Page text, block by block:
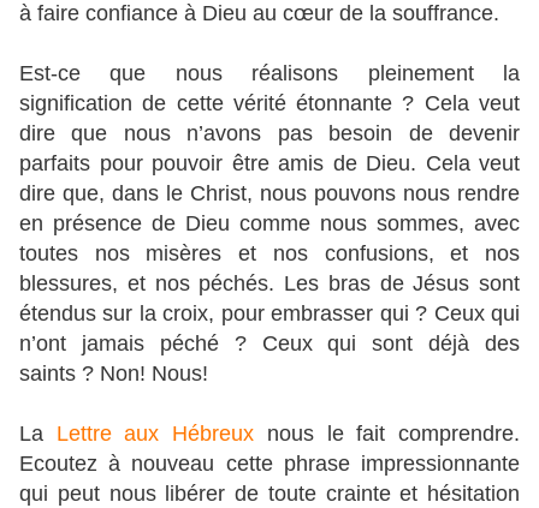
à faire confiance à Dieu au cœur de la souffrance.
Est-ce que nous réalisons pleinement la
signification de cette vérité étonnante ? Cela veut
dire que nous n’avons pas besoin de devenir
parfaits pour pouvoir être amis de Dieu. Cela veut
dire que, dans le Christ, nous pouvons nous rendre
en présence de Dieu comme nous sommes, avec
toutes nos misères et nos confusions, et nos
blessures, et nos péchés. Les bras de Jésus sont
étendus sur la croix, pour embrasser qui ? Ceux qui
n’ont jamais péché ? Ceux qui sont déjà des
saints ? Non! Nous!
La Lettre aux Hébreux nous le fait comprendre.
Ecoutez à nouveau cette phrase impressionnante
qui peut nous libérer de toute crainte et hésitation